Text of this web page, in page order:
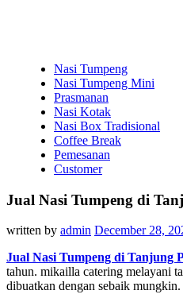
Nasi Tumpeng
Nasi Tumpeng Mini
Prasmanan
Nasi Kotak
Nasi Box Tradisional
Coffee Break
Pemesanan
Customer
Jual Nasi Tumpeng di
written by admin December 28,
Jual Nasi Tumpeng di Tanjung
tahun. mikailla catering melayani
dibuatkan dengan sebaik mungkin.